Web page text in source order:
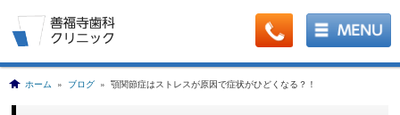
ホーム » ブログ » 顎関節症はストレスが原因で症状がひどくなる？！